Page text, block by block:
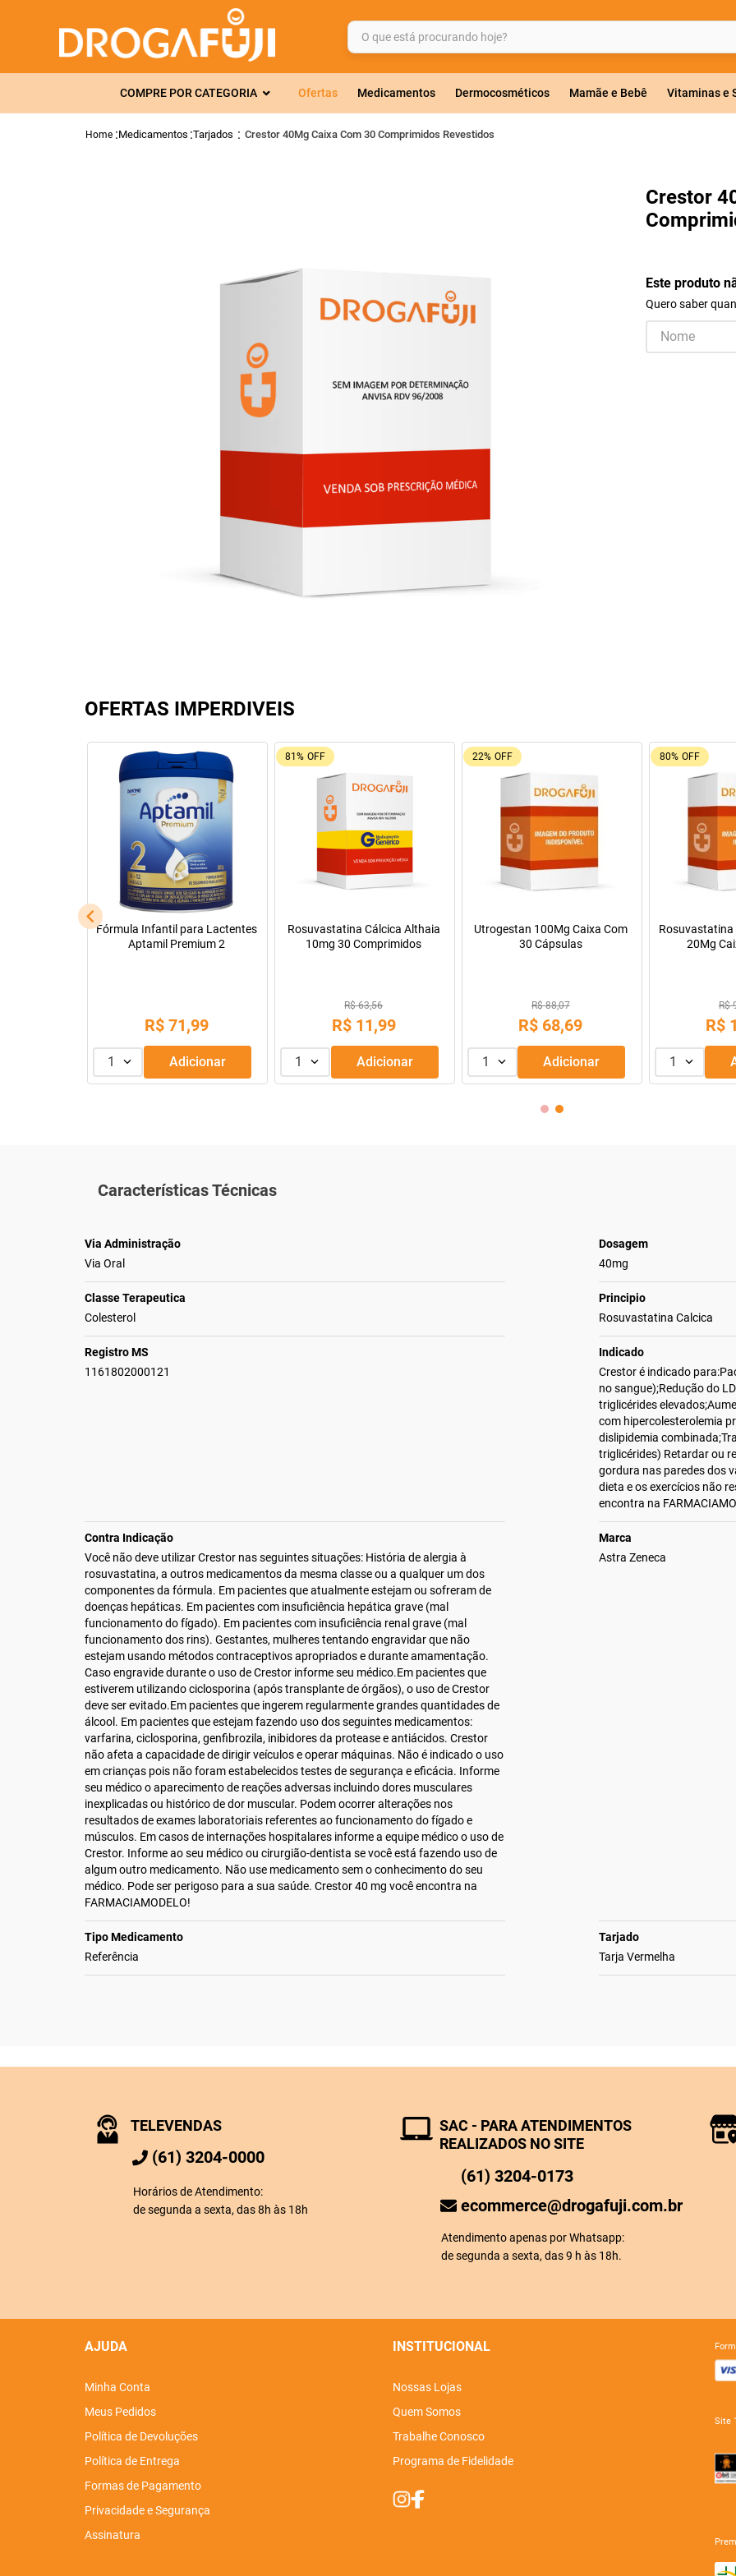
O que está procurando hoje?
COMPRE POR CATEGORIA Ofertas Medicamentos Dermocosméticos Mamãe e Bebê Vitaminas e
Medicamentos Tarjados Crestor 40Mg Caixa Com 30 Comprimidos Revestidos
Crestor
Este produto
Quero saber
OFERTAS IMPERDIVEIS
OFF
Tadalafila Ems 5mg 30
comprimidos revestidos
R$ 9,99
1 Adicionar
26% OFF
Leve + Pague -
Pregomin Fórmula Infantil para
Lactentes Pepti 400g
R$ 169,99
ou3x de R$ 56,66
1 Adicionar
9% OFF
Oferta do Mês
Máscara de Tratamento Lola
Cosmetics Morte Súbita 450g
R$ 43,99
R$ 39,99
1 Adicionar
55% OFF
Resfenol com
R$
R$
1
Características Técnicas
Via Administração
Via Oral
Dosagem
40mg
Classe Terapeutica
Colesterol
Principio
Rosuvastatina Calcica
Registro MS
1161802000121
Indicado
Crestor é indicado
no sangue);Redução do
triglicérides
com hipercolesterolemia
dislipidemia
triglicérides) Retardar ou
gordura nas paredes dos
dieta e os exercícios não
encontra na
Contra Indicação
Você não deve utilizar Crestor nas seguintes situações: História de alergia à
rosuvastatina, a outros medicamentos da mesma classe ou a qualquer um dos
componentes da fórmula. Em pacientes que atualmente estejam ou sofreram de
doenças hepáticas. Em pacientes com insuficiência hepática grave (mal
funcionamento do fígado). Em pacientes com insuficiência renal grave (mal
funcionamento dos rins). Gestantes, mulheres tentando engravidar que não
estejam usando métodos contraceptivos apropriados e durante amamentação.
Caso engravide durante o uso de Crestor informe seu médico.Em pacientes que
estiverem utilizando ciclosporina (após transplante de órgãos), o uso de Crestor
deve ser evitado.Em pacientes que ingerem regularmente grandes quantidades de
álcool. Em pacientes que estejam fazendo uso dos seguintes medicamentos:
varfarina, ciclosporina, genfibrozila, inibidores da protease e antiácidos. Crestor
não afeta a capacidade de dirigir veículos e operar máquinas. Não é indicado o uso
em crianças pois não foram estabelecidos testes de segurança e eficácia. Informe
seu médico o aparecimento de reações adversas incluindo dores musculares
inexplicadas ou histórico de dor muscular. Podem ocorrer alterações nos
resultados de exames laboratoriais referentes ao funcionamento do fígado e
músculos. Em casos de internações hospitalares informe a equipe médico o uso de
Crestor. Informe ao seu médico ou cirurgião-dentista se você está fazendo uso de
algum outro medicamento. Não use medicamento sem o conhecimento do seu
médico. Pode ser perigoso para a sua saúde. Crestor 40 mg você encontra na
FARMACIAMODELO!
Marca
Astra Zeneca
Tipo Medicamento
Referência
Tarjado
Tarja Vermelha
TELEVENDAS
(61) 3204-0000
Horários de Atendimento:
de segunda a sexta, das 8h às 18h
SAC - PARA ATENDIMENTOS
REALIZADOS NO SITE
(61) 3204-0173
ecommerce@drogafuji.com.br
Atendimento apenas por Whatsapp:
de segunda a sexta, das 9 h às 18h.
AJUDA
Minha Conta
Meus Pedidos
Política de Devoluções
Política de Entrega
Formas de Pagamento
Privacidade e Segurança
Assinatura
INSTITUCIONAL
Nossas Lojas
Quem Somos
Trabalhe Conosco
Programa de Fidelidade
site
TERMOS MAIS BUSCADOS
2º
gelmax
7º